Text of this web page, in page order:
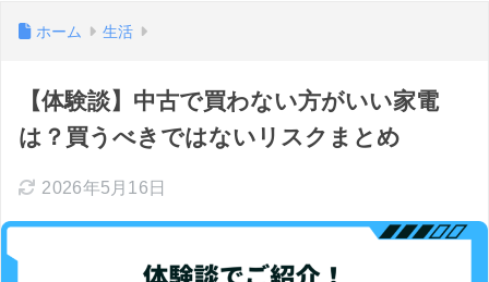
ホーム 生活
【体験談】中古で買わない方がいい家電
は？買うべきではないリスクまとめ
2026年5月16日